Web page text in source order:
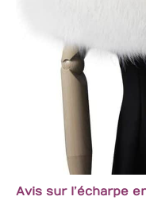
Avis sur l’écharpe